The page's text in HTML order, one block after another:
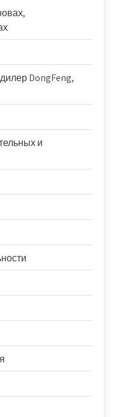
DongFeng,
и